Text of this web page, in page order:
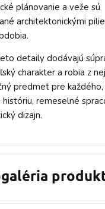
plánovanie a veže sú
architektonickými
detaily dodávajú
charakter a robia z nej
predmet pre
remeselné
dizajn.